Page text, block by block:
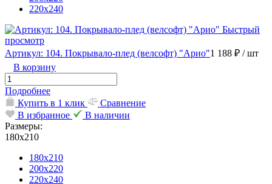
220х240
Быстрый
просмотр
Артикул: 104. Покрывало-плед (велсофт) "Арио"1 188 ₽ / шт
В корзину
Подробнее
Купить в 1 клик
Сравнение
В избранное
В наличии
Размеры:
180х210
180х210
200х220
220х240